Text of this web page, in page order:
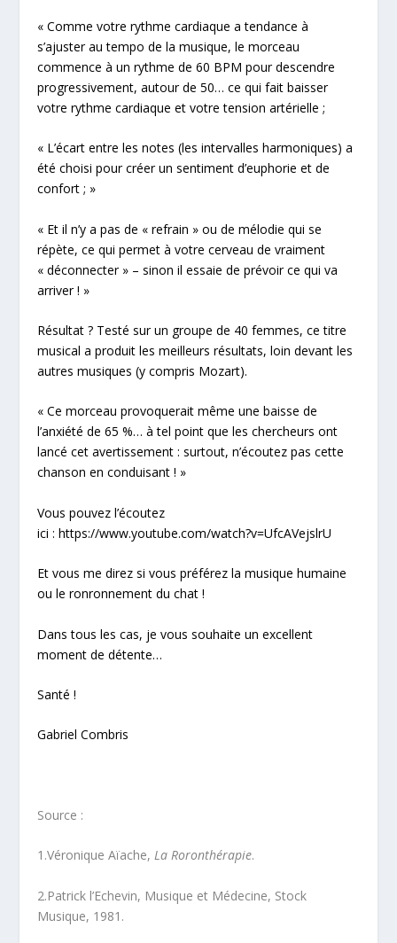
« Comme votre rythme cardiaque a tendance à
s’ajuster au tempo de la musique, le morceau
commence à un rythme de 60 BPM pour descendre
progressivement, autour de 50… ce qui fait baisser
votre rythme cardiaque et votre tension artérielle ;
« L’écart entre les notes (les intervalles harmoniques) a
été choisi pour créer un sentiment d’euphorie et de
confort ; »
« Et il n’y a pas de « refrain » ou de mélodie qui se
répète, ce qui permet à votre cerveau de vraiment
« déconnecter » – sinon il essaie de prévoir ce qui va
arriver ! »
Résultat ? Testé sur un groupe de 40 femmes, ce titre
musical a produit les meilleurs résultats, loin devant les
autres musiques (y compris Mozart).
« Ce morceau provoquerait même une baisse de
l’anxiété de 65 %… à tel point que les chercheurs ont
lancé cet avertissement : surtout, n’écoutez pas cette
chanson en conduisant ! »
Vous pouvez l’écoutez
ici :https://www.youtube.com/watch?v=UfcAVejslrU
Et vous me direz si vous préférez la musique humaine
ou le ronronnement du chat !
Dans tous les cas, je vous souhaite un excellent
moment de détente…
Santé !
Gabriel Combris
Source :
1.Véronique Aïache,La Roronthérapie.
2.Patrick l’Echevin, Musique et Médecine, Stock
Musique, 1981.